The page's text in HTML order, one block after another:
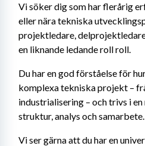
Vi söker dig som har flerårig
eller nära tekniska
projektledare,
en liknande ledande roll roll.
Du har en god förståelse för
komplexa tekniska projekt –
industrialisering – och trivs i
struktur, analys och samarbete.
Vi ser gärna att du har en